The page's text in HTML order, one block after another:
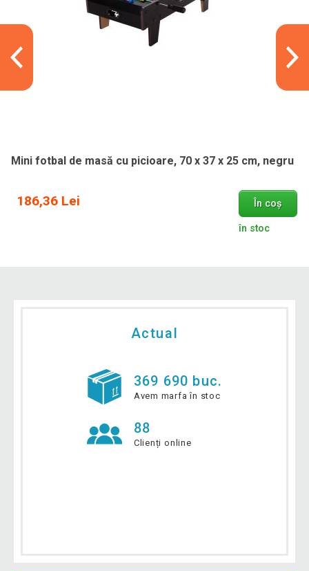
Mini fotbal de masă cu picioare, 70 x 37 x 25 cm, negru
186,36 Lei În coș
în stoc
Actual
369 690 buc.
Avem marfa în stoc
88
Clienți online